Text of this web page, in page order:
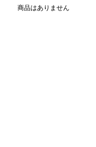
商品はありません